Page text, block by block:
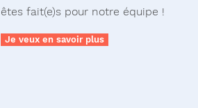
êtes fait(e)s pour notre équipe !
Je veux en savoir plus